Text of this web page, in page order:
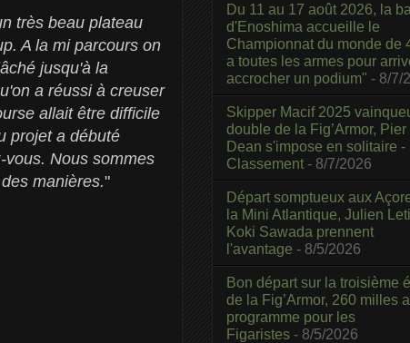
très beau plateau
A la mi parcours on
jusqu'à la
a réussi à creuser
allait être difficile
projet a débuté
vous. Nous sommes
manières."
Du 11 au 17 août 2026, la
d'Enoshima accueille le
Championnat du monde de
a toutes les armes pour
accrocher un podium" - 8/7/
Skipper Macif 2025
double de la Fig’Armor,
Dean s'impose en solitaire -
Classement - 8/7/2026
Départ somptueux aux
la Mini Atlantique, Julien
Koki Sawada prennent
l'avantage - 8/5/2026
Bon départ sur la troisième
de la Fig’Armor, 260 milles
programme pour les
Figaristes - 8/5/2026